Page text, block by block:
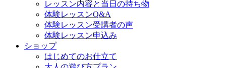
レッスン内容と当日の持ち物
体験レッスンQ&A
体験レッスン受講者の声
体験レッスン申込み
ショップ
はじめてのお仕立て